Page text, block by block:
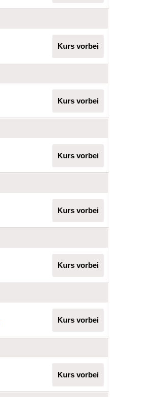
Kurs vorbei
Kurs vorbei
Kurs vorbei
Kurs vorbei
Kurs vorbei
Kurs vorbei
Kurs vorbei